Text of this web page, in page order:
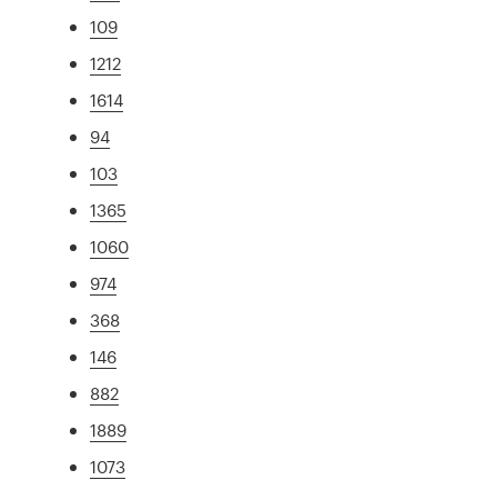
109
1212
1614
94
103
1365
1060
974
368
146
882
1889
1073